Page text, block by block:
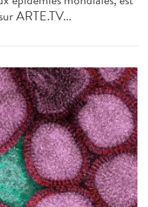
ARTE.TV...